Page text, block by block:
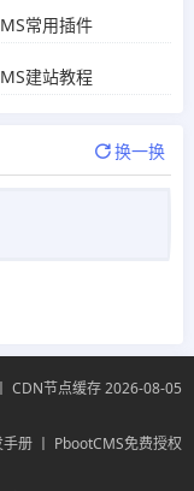
常用插件
建站教程
换一换
CDN节点缓存 2026-08-05
手册丨 PbootCMS免费授权